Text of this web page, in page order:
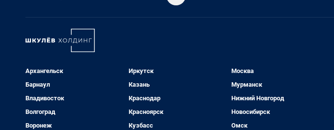
Архангельск
Барнаул
Владивосток
Волгоград
Воронеж
Иркутск
Казань
Краснодар
Красноярск
Кузбасс
Москва
Мурманск
Нижний Новгород
Новосибирск
Омск